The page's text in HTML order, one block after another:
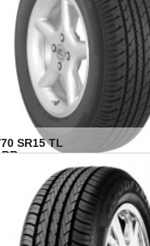
SR15 TL